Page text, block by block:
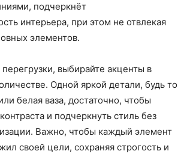
подчеркнёт
интерьера, при этом не отвлекая
элементов.
выбирайте акценты в
Одной яркой детали, будь то
белая ваза, достаточно, чтобы
и подчеркнуть стиль без
Важно, чтобы каждый элемент
своей цели, сохраняя строгость и